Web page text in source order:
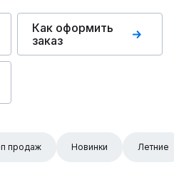
Как оформить
заказ
продаж Новинки Летние